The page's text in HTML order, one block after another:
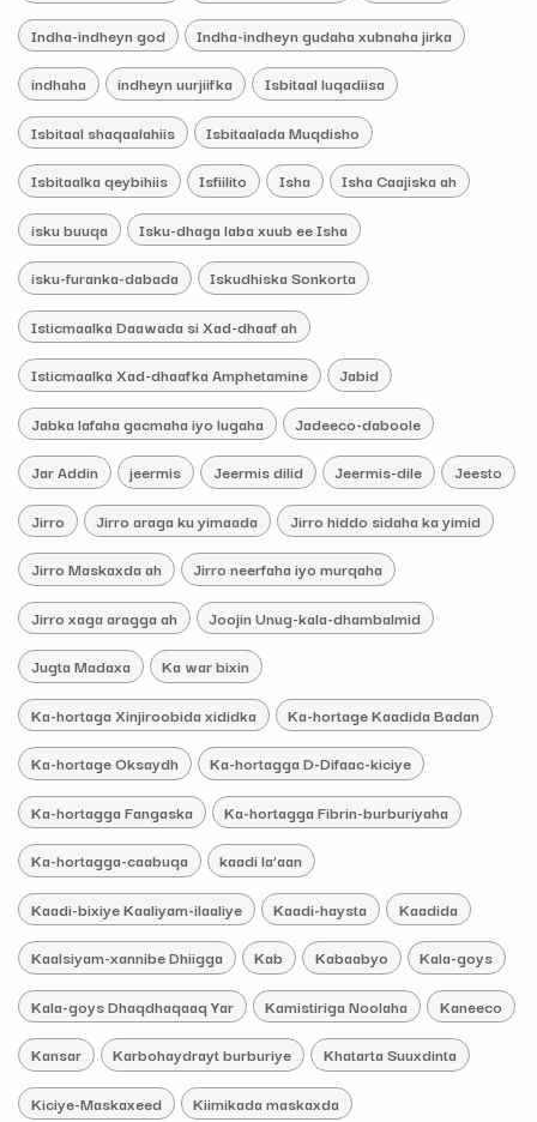
Indha-indheyn god Indha-indheyn gudaha xubnaha jirka
indhaha indheyn uurjiifka Isbitaal luqadiisa
Isbitaal shaqaalahiis Isbitaalada Muqdisho
Isbitaalka qeybihiis Isfiilito Isha Isha Caajiska ah
isku buuqa Isku-dhaga laba xuub ee Isha
isku-furanka-dabada Iskudhiska Sonkorta
Isticmaalka Daawada si Xad-dhaaf ah
Isticmaalka Xad-dhaafka Amphetamine Jabid
Jabka lafaha gacmaha iyo lugaha Jadeeco-daboole
Jar Addin jeermis Jeermis dilid Jeermis-dile Jeesto
Jirro Jirro araga ku yimaada Jirro hiddo sidaha ka yimid
Jirro Maskaxda ah Jirro neerfaha iyo murqaha
Jirro xaga aragga ah Joojin Unug-kala-dhambalmid
Jugta Madaxa Ka war bixin
Ka-hortaga Xinjiroobida xididka Ka-hortage Kaadida Badan
Ka-hortage Oksaydh Ka-hortagga D-Difaac-kiciye
Ka-hortagga Fangaska Ka-hortagga Fibrin-burburiyaha
Ka-hortagga-caabuqa kaadi la’aan
Kaadi-bixiye Kaaliyam-ilaaliye Kaadi-haysta Kaadida
Kaalsiyam-xannibe Dhiigga Kab Kabaabyo Kala-goys
Kala-goys Dhaqdhaqaaq Yar Kamistiriga Noolaha Kaneeco
Kansar Karbohaydrayt burburiye Khatarta Suuxdinta
Kiciye-Maskaxeed Kiimikada maskaxda